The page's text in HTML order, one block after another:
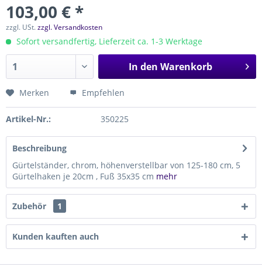
103,00 € *
zzgl. USt.zzgl. Versandkosten
Sofort versandfertig, Lieferzeit ca. 1-3 Werktage
In den Warenkorb
Merken Empfehlen
Artikel-Nr.: 350225
Beschreibung
Gürtelständer, chrom, höhenverstellbar von 125-180 cm, 5
Gürtelhaken je 20cm , Fuß 35x35 cm mehr
Zubehör 1
Kunden kauften auch